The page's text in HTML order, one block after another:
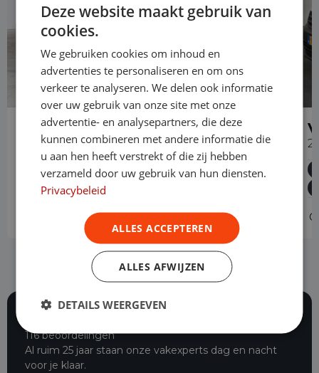
Volkswagen Caddy Maxi
2.0 TDI Style Automaat
Diesel Automaat 50.373 km
2023
Asten
L2H1
Operational lease
116 beoordelingen
Al ruim 25 jaar staan onze vakexperts dag en nacht
voor je klaar.
Deze website maakt gebruik van
cookies.
We gebruiken cookies om inhoud en
advertenties te personaliseren en om ons
verkeer te analyseren. We delen ook informatie
over uw gebruik van onze site met onze
advertentie- en analysepartners, die deze
kunnen combineren met andere informatie die
u aan hen heeft verstrekt of die zij hebben
verzameld door uw gebruik van hun diensten.
Privacybeleid
ALLES ACCEPTEREN
ALLES AFWIJZEN
DETAILS WEERGEVEN